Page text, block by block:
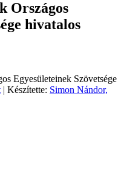
Országos
hivatalos
Egyesületeinek Szövetsége
| Készítette: Simon Nándor,